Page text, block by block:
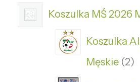
Koszulka MŚ 2026
Koszulka
Męskie 2